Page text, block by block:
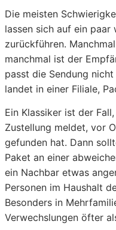
Die meisten
lassen sich auf ein
zurückführen.
manchmal ist der
passt die Sendung
landet in einer Filiale,
Ein Klassiker ist der
Zustellung meldet, vor
gefunden hat. Dann
Paket an einer
ein Nachbar etwas
Personen im Haushalt
Besonders in
Verwechslungen öfter